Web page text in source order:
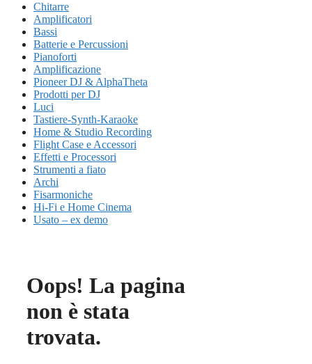
Chitarre
Amplificatori
Bassi
Batterie e Percussioni
Pianoforti
Amplificazione
Pioneer DJ & AlphaTheta
Prodotti per DJ
Luci
Tastiere-Synth-Karaoke
Home & Studio Recording
Flight Case e Accessori
Effetti e Processori
Strumenti a fiato
Archi
Fisarmoniche
Hi-Fi e Home Cinema
Usato – ex demo
Oops! La pagina
non è stata
trovata.